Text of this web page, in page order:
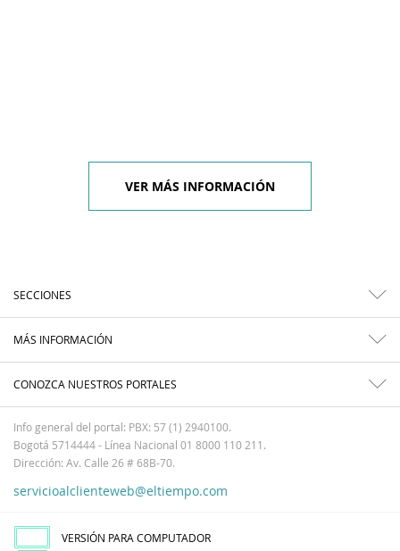
VER MÁS INFORMACIÓN
SECCIONES
MÁS INFORMACIÓN
CONOZCA NUESTROS PORTALES
Info general del portal: PBX: 57 (1) 2940100.
Bogotá 5714444 - Línea Nacional 01 8000 110 211.
Dirección: Av. Calle 26 # 68B-70.
servicioalclienteweb@eltiempo.com
VERSIÓN PARA COMPUTADOR